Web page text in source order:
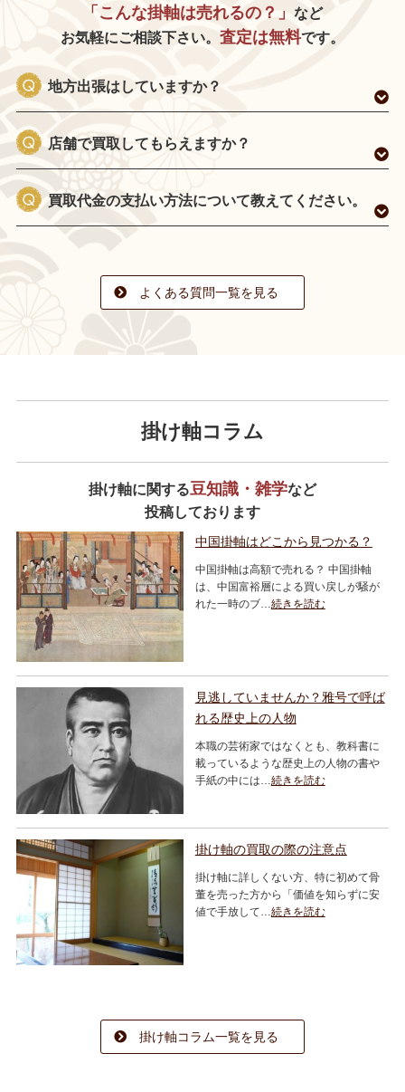
「こんな掛軸は売れるの？」 など
お気軽にご相談下さい。 査定は無料です。
地方出張はしていますか？
店舗で買取してもらえますか？
買取代金の支払い方法について教えてください。
よくある質問一覧を見る
掛け軸コラム
掛け軸に関する豆知識・雑学など
投稿しております
中国掛軸はどこから見つかる？
中国掛軸は高額で売れる？ 中国掛軸
は、中国富裕層による買い戻しが騒が
れた一時のブ…続きを読む
見逃していませんか？雅号で呼ば
れる歴史上の人物
本職の芸術家ではなくとも、教科書に
載っているような歴史上の人物の書や
手紙の中には…続きを読む
掛け軸の買取の際の注意点
掛け軸に詳しくない方、特に初めて骨
董を売った方から「価値を知らずに安
値で手放して…続きを読む
掛け軸コラム一覧を見る